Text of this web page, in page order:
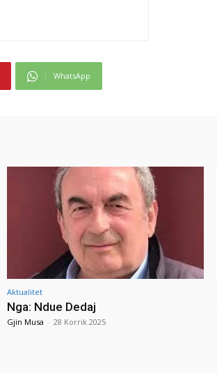
WhatsApp
Aktualitet
Nga: Ndue Dedaj
Gjin Musa - 28 Korrik 2025